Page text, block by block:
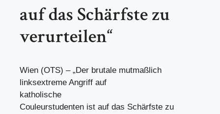
auf das Schärfste zu
verurteilen“
Wien (OTS) – „Der brutale mutmaßlich
linksextreme Angriff auf
katholische
Couleurstudenten ist auf das Schärfste zu